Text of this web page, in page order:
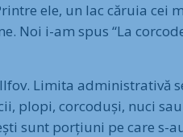
ele, un lac căruia cei
Noi i-am spus “La
Limita administrativă
plopi, corcoduși, nuci
sunt porțiuni pe care s-